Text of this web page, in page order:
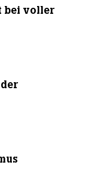
bei voller